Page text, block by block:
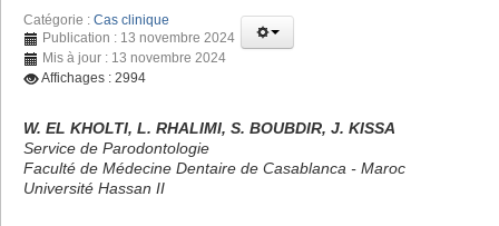
Catégorie : Cas clinique
Publication : 13 novembre 2024
Mis à jour : 13 novembre 2024
Affichages : 2994
W. EL KHOLTI, L. RHALIMI, S. BOUBDIR, J. KISSA
Service de Parodontologie
Faculté de Médecine Dentaire de Casablanca - Maroc
Université Hassan II